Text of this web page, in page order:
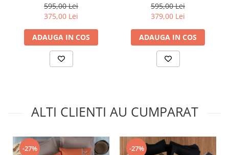
Genny - White
595,00 Lei
375,00 Lei
ADAUGA IN COS
King - Anthracite
595,00 Lei
379,00 Lei
ADAUGA IN COS
ALTI CLIENTI AU CUMPARAT
-27% -27%